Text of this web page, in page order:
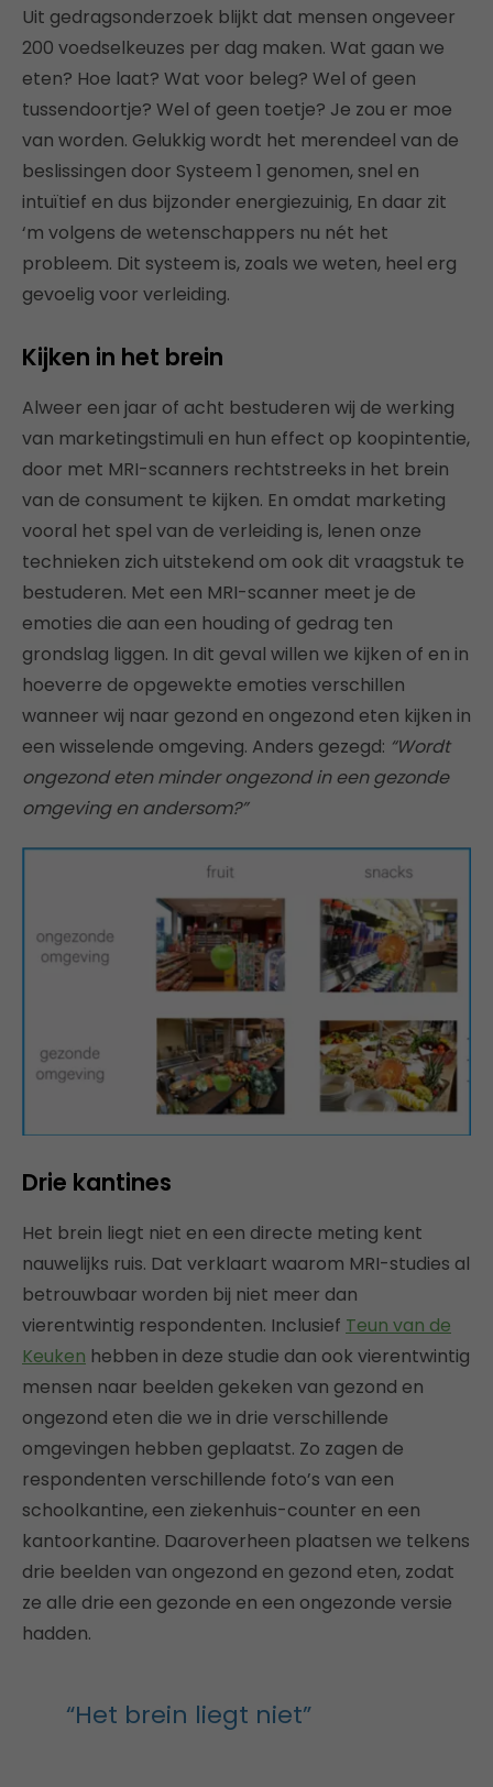
Uit gedragsonderzoek blijkt dat mensen ongeveer
200 voedselkeuzes per dag maken. Wat gaan we
eten? Hoe laat? Wat voor beleg? Wel of geen
tussendoortje? Wel of geen toetje? Je zou er moe
van worden. Gelukkig wordt het merendeel van de
beslissingen door Systeem 1 genomen, snel en
intuïtief en dus bijzonder energiezuinig, En daar zit
‘m volgens de wetenschappers nu nét het
probleem. Dit systeem is, zoals we weten, heel erg
gevoelig voor verleiding.
Kijken in het brein
Alweer een jaar of acht bestuderen wij de werking
van marketingstimuli en hun effect op koopintentie,
door met MRI-scanners rechtstreeks in het brein
van de consument te kijken. En omdat marketing
vooral het spel van de verleiding is, lenen onze
technieken zich uitstekend om ook dit vraagstuk te
bestuderen. Met een MRI-scanner meet je de
emoties die aan een houding of gedrag ten
grondslag liggen. In dit geval willen we kijken of en in
hoeverre de opgewekte emoties verschillen
wanneer wij naar gezond en ongezond eten kijken in
een wisselende omgeving. Anders gezegd: “Wordt
ongezond eten minder ongezond in een gezonde
omgeving en andersom?”
Drie kantines
Het brein liegt niet en een directe meting kent
nauwelijks ruis. Dat verklaart waarom MRI-studies al
betrouwbaar worden bij niet meer dan
vierentwintig respondenten. Inclusief Teun van de
Keuken hebben in deze studie dan ook vierentwintig
mensen naar beelden gekeken van gezond en
ongezond eten die we in drie verschillende
omgevingen hebben geplaatst. Zo zagen de
respondenten verschillende foto’s van een
schoolkantine, een ziekenhuis-counter en een
kantoorkantine. Daaroverheen plaatsen we telkens
drie beelden van ongezond en gezond eten, zodat
ze alle drie een gezonde en een ongezonde versie
hadden.
“Het brein liegt niet”